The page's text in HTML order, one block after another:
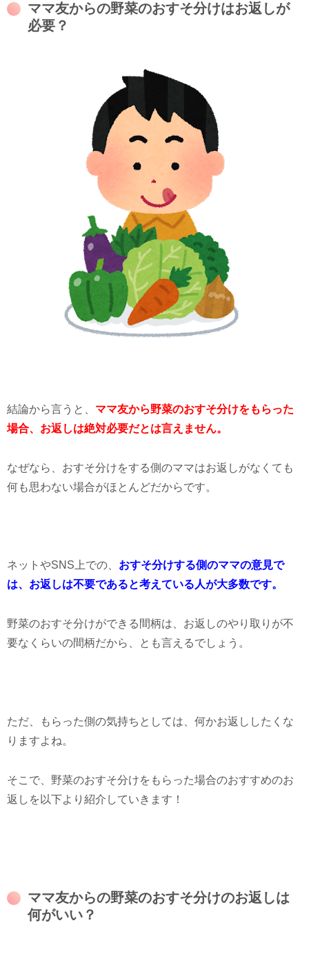
ママ友からの野菜のおすそ分けはお返しが
必要？
結論から言うと、 ママ友から野菜のおすそ分けをもらった
場合、お返しは絶対必要だとは言えません。
なぜなら、おすそ分けをする側のママはお返しがなくても
何も思わない場合がほとんどだからです。
ネットやSNS上での、 おすそ分けする側のママの意見で
は、お返しは不要であると考えている人が大多数です。
野菜のおすそ分けができる間柄は、お返しのやり取りが不
要なくらいの間柄だから、とも言えるでしょう。
ただ、もらった側の気持ちとしては、何かお返ししたくな
りますよね。
そこで、野菜のおすそ分けをもらった場合のおすすめのお
返しを以下より紹介していきます！
ママ友からの野菜のおすそ分けのお返しは
何がいい？